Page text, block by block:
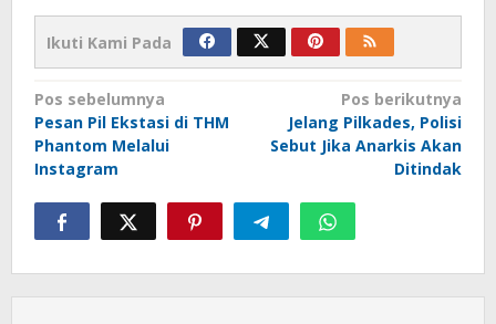
Ikuti Kami Pada
Navigasi
pos
Pos sebelumnya
Pesan Pil Ekstasi di THM
Phantom Melalui
Instagram
Pos berikutnya
Jelang Pilkades, Polisi
Sebut Jika Anarkis Akan
Ditindak